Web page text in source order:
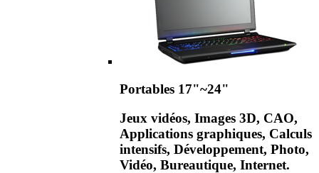
Portables 17"~24"
Jeux vidéos, Images 3D, CAO,
Applications graphiques, Calculs
intensifs, Développement, Photo,
Vidéo, Bureautique, Internet.